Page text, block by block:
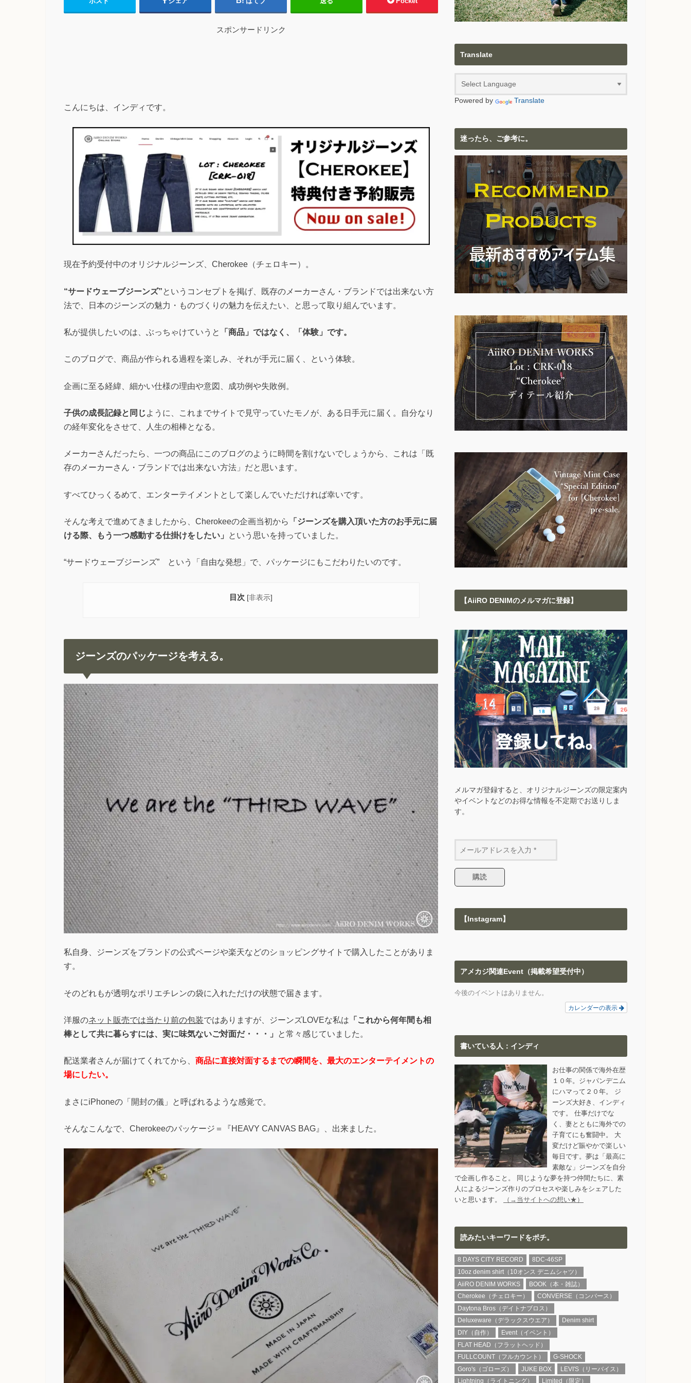
スポンサードリンク
こんにちは、インディです。
現在予約受付中のオリジナルジーンズ、Cherokee（チェロキー）。
“サードウェーブジーンズ”というコンセプトを掲げ、既存のメーカーさん・ブランドでは出来ない方
法で、日本のジーンズの魅力・ものづくりの魅力を伝えたい、と思って取り組んでいます。
私が提供したいのは、ぶっちゃけていうと 「商品」ではなく、「体験」です。
このブログで、商品が作られる過程を楽しみ、それが手元に届く、という体験。
企画に至る経緯、細かい仕様の理由や意図、成功例や失敗例。
子供の成長記録と同じように、これまでサイトで見守っていたモノが、ある日手元に届く。自分なり
の経年変化をさせて、人生の相棒となる。
メーカーさんだったら、一つの商品にこのブログのように時間を割けないでしょうから、これは「既
存のメーカーさん・ブランドでは出来ない方法」だと思います。
すべてひっくるめて、エンターテイメントとして楽しんでいただければ幸いです。
そんな考えで進めてきましたから、Cherokeeの企画当初から
「ジーンズを購入頂いた方のお手元に届
ける際、もう一つ感動する仕掛けをしたい」
という思いを持っていました。
“サードウェーブジーンズ” という「自由な発想」で、パッケージにもこだわりたいのです。
目次 [非表示]
ジーンズのパッケージを考える。
私自身、ジーンズをブランドの公式ページや楽天などのショッピングサイトで購入したことがありま
す。
そのどれもが透明なポリエチレンの袋に入れただけの状態で届きます。
洋服のネット販売では当たり前の包装ではありますが、ジーンズLOVEな私は 「これから何年間も相
棒として共に暮らすには、実に味気ないご対面だ・・・」
と常々感じていました。
配送業者さんが届けてくれてから、 商品に直接対面するまでの瞬間を、最大のエンターテイメントの
場にしたい。
まさにiPhoneの「開封の儀」と呼ばれるような感覚で。
そんなこんなで、Cherokeeのパッケージ＝『HEAVY CANVAS BAG』、出来ました。
Translate
Powered by Translate
迷ったら、ご参考に。
【AiiRO DENIMのメルマガに登録】
メルマガ登録すると、オリジナルジーンズの限定案内
やイベントなどのお得な情報を不定期でお送りしま
す。
【Instagram】
アメカジ関連Event（掲載希望受付中）
今後のイベントはありません。
カレンダーの表示
書いている人：インディ
お仕事の関係で海外在歴
１０年。ジャパンデニム
にハマって２０年。 ジ
ーンズ大好き、インディ
です。 仕事だけでな
く、妻とともに海外での
子育てにも奮闘中。 大
変だけど賑やかで楽しい
毎日です。夢は「最高に
素敵な」ジーンズを自分
で企画し作ること。 同じような夢を持つ仲間たちに、素
人によるジーンズ作りのプロセスや楽しみをシェアした
いと思います。
（→当サイトへの想い★）
読みたいキーワードをポチ。
8 DAYS CITY RECORD
8DC-46SP
10oz denim shirt（10オンス デニムシャツ）
AiiRO DENIM WORKS
BOOK（本・雑誌）
Cherokee（チェロキー）
CONVERSE（コンバース）
Daytona Bros（デイトナブロス）
Deluxeware（デラックスウエア）
Denim shirt
DIY（自作）
Event（イベント）
FLAT HEAD（フラットヘッド）
FULLCOUNT（フルカウント）
G-SHOCK
Goro's（ゴローズ）
JUKE BOX
LEVI'S（リーバイス）
Lightning（ライトニング）
Limited（限定）